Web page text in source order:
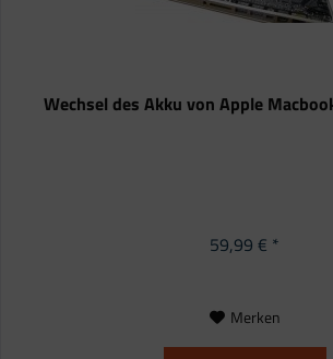
Wechsel des Akku von Apple
59,99 € *
Merken